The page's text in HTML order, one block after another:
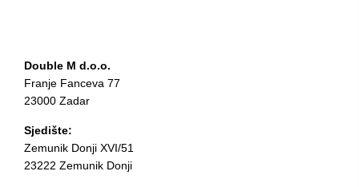
Double M d.o.o.
Franje Fanceva 77
23000 Zadar
Sjedište:
Zemunik Donji XVI/51
23222 Zemunik Donji